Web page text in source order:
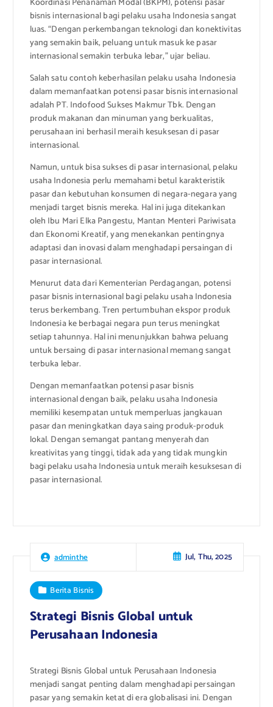
bisnis internasional bagi pelaku usaha Indonesia sangat
luas. “Dengan perkembangan teknologi dan konektivitas
yang semakin baik, peluang untuk masuk ke pasar
internasional semakin terbuka lebar,” ujar beliau.
Salah satu contoh keberhasilan pelaku usaha Indonesia
dalam memanfaatkan potensi pasar bisnis internasional
adalah PT. Indofood Sukses Makmur Tbk. Dengan
produk makanan dan minuman yang berkualitas,
perusahaan ini berhasil meraih kesuksesan di pasar
internasional.
Namun, untuk bisa sukses di pasar internasional, pelaku
usaha Indonesia perlu memahami betul karakteristik
pasar dan kebutuhan konsumen di negara-negara yang
menjadi target bisnis mereka. Hal ini juga ditekankan
oleh Ibu Mari Elka Pangestu, Mantan Menteri Pariwisata
dan Ekonomi Kreatif, yang menekankan pentingnya
adaptasi dan inovasi dalam menghadapi persaingan di
pasar internasional.
Menurut data dari Kementerian Perdagangan, potensi
pasar bisnis internasional bagi pelaku usaha Indonesia
terus berkembang. Tren pertumbuhan ekspor produk
Indonesia ke berbagai negara pun terus meningkat
setiap tahunnya. Hal ini menunjukkan bahwa peluang
untuk bersaing di pasar internasional memang sangat
terbuka lebar.
Dengan memanfaatkan potensi pasar bisnis
internasional dengan baik, pelaku usaha Indonesia
memiliki kesempatan untuk memperluas jangkauan
pasar dan meningkatkan daya saing produk-produk
lokal. Dengan semangat pantang menyerah dan
kreativitas yang tinggi, tidak ada yang tidak mungkin
bagi pelaku usaha Indonesia untuk meraih kesuksesan di
pasar internasional.
adminthe Jul, Thu, 2025
Berita Bisnis
Strategi Bisnis Global untuk
Perusahaan Indonesia
Strategi Bisnis Global untuk Perusahaan Indonesia
menjadi sangat penting dalam menghadapi persaingan
pasar yang semakin ketat di era globalisasi ini. Dengan